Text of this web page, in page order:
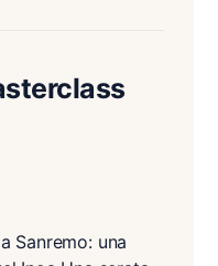
Sanremo: una